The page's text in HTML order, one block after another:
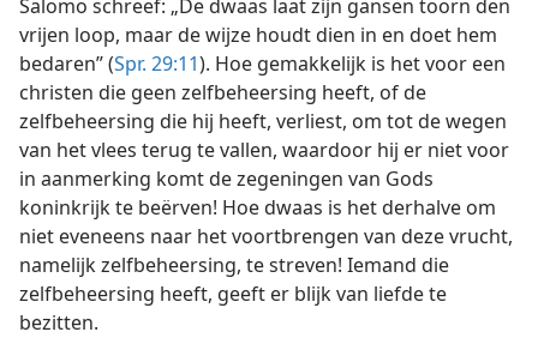
Salomo schreef: „De dwaas laat zijn gansen toorn den
vrijen loop, maar de wijze houdt dien in en doet hem
bedaren” (Spr. 29:11). Hoe gemakkelijk is het voor een
christen die geen zelfbeheersing heeft, of de
zelfbeheersing die hij heeft, verliest, om tot de wegen
van het vlees terug te vallen, waardoor hij er niet voor
in aanmerking komt de zegeningen van Gods
koninkrijk te beërven! Hoe dwaas is het derhalve om
niet eveneens naar het voortbrengen van deze vrucht,
namelijk zelfbeheersing, te streven! Iemand die
zelfbeheersing heeft, geeft er blijk van liefde te
bezitten.